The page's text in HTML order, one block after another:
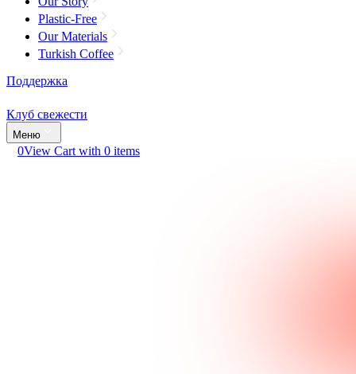
Plastic-Free
Our Materials
Turkish Coffee
Поддержка
Клуб свежести
Меню
0View Cart with 0 items